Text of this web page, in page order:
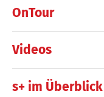
OnTour
Videos
s+ im Überblick